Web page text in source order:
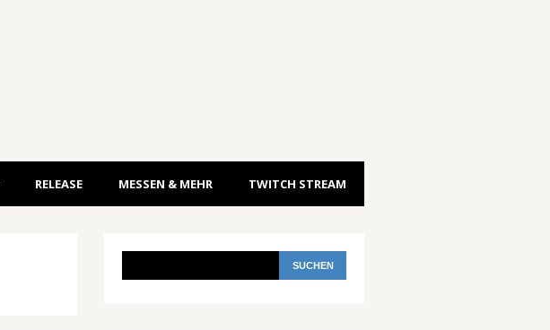
RELEASE MESSEN & MEHR TWITCH STREAM